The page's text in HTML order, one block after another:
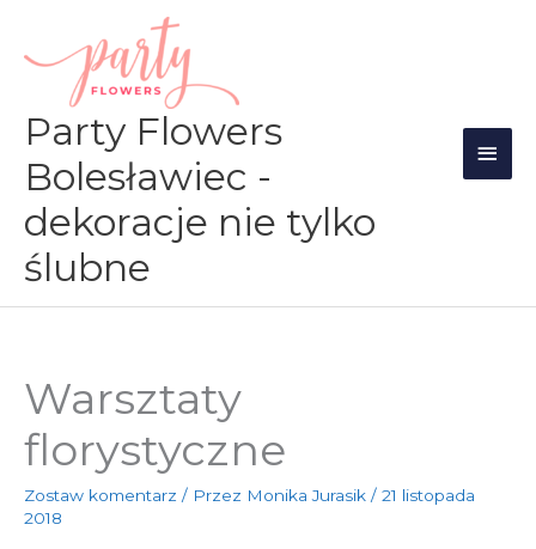
treści
Party Flowers
Bolesławiec -
dekoracje nie tylko
ślubne
Warsztaty
florystyczne
Zostaw komentarz / Przez Monika Jurasik / 21 listopada
2018